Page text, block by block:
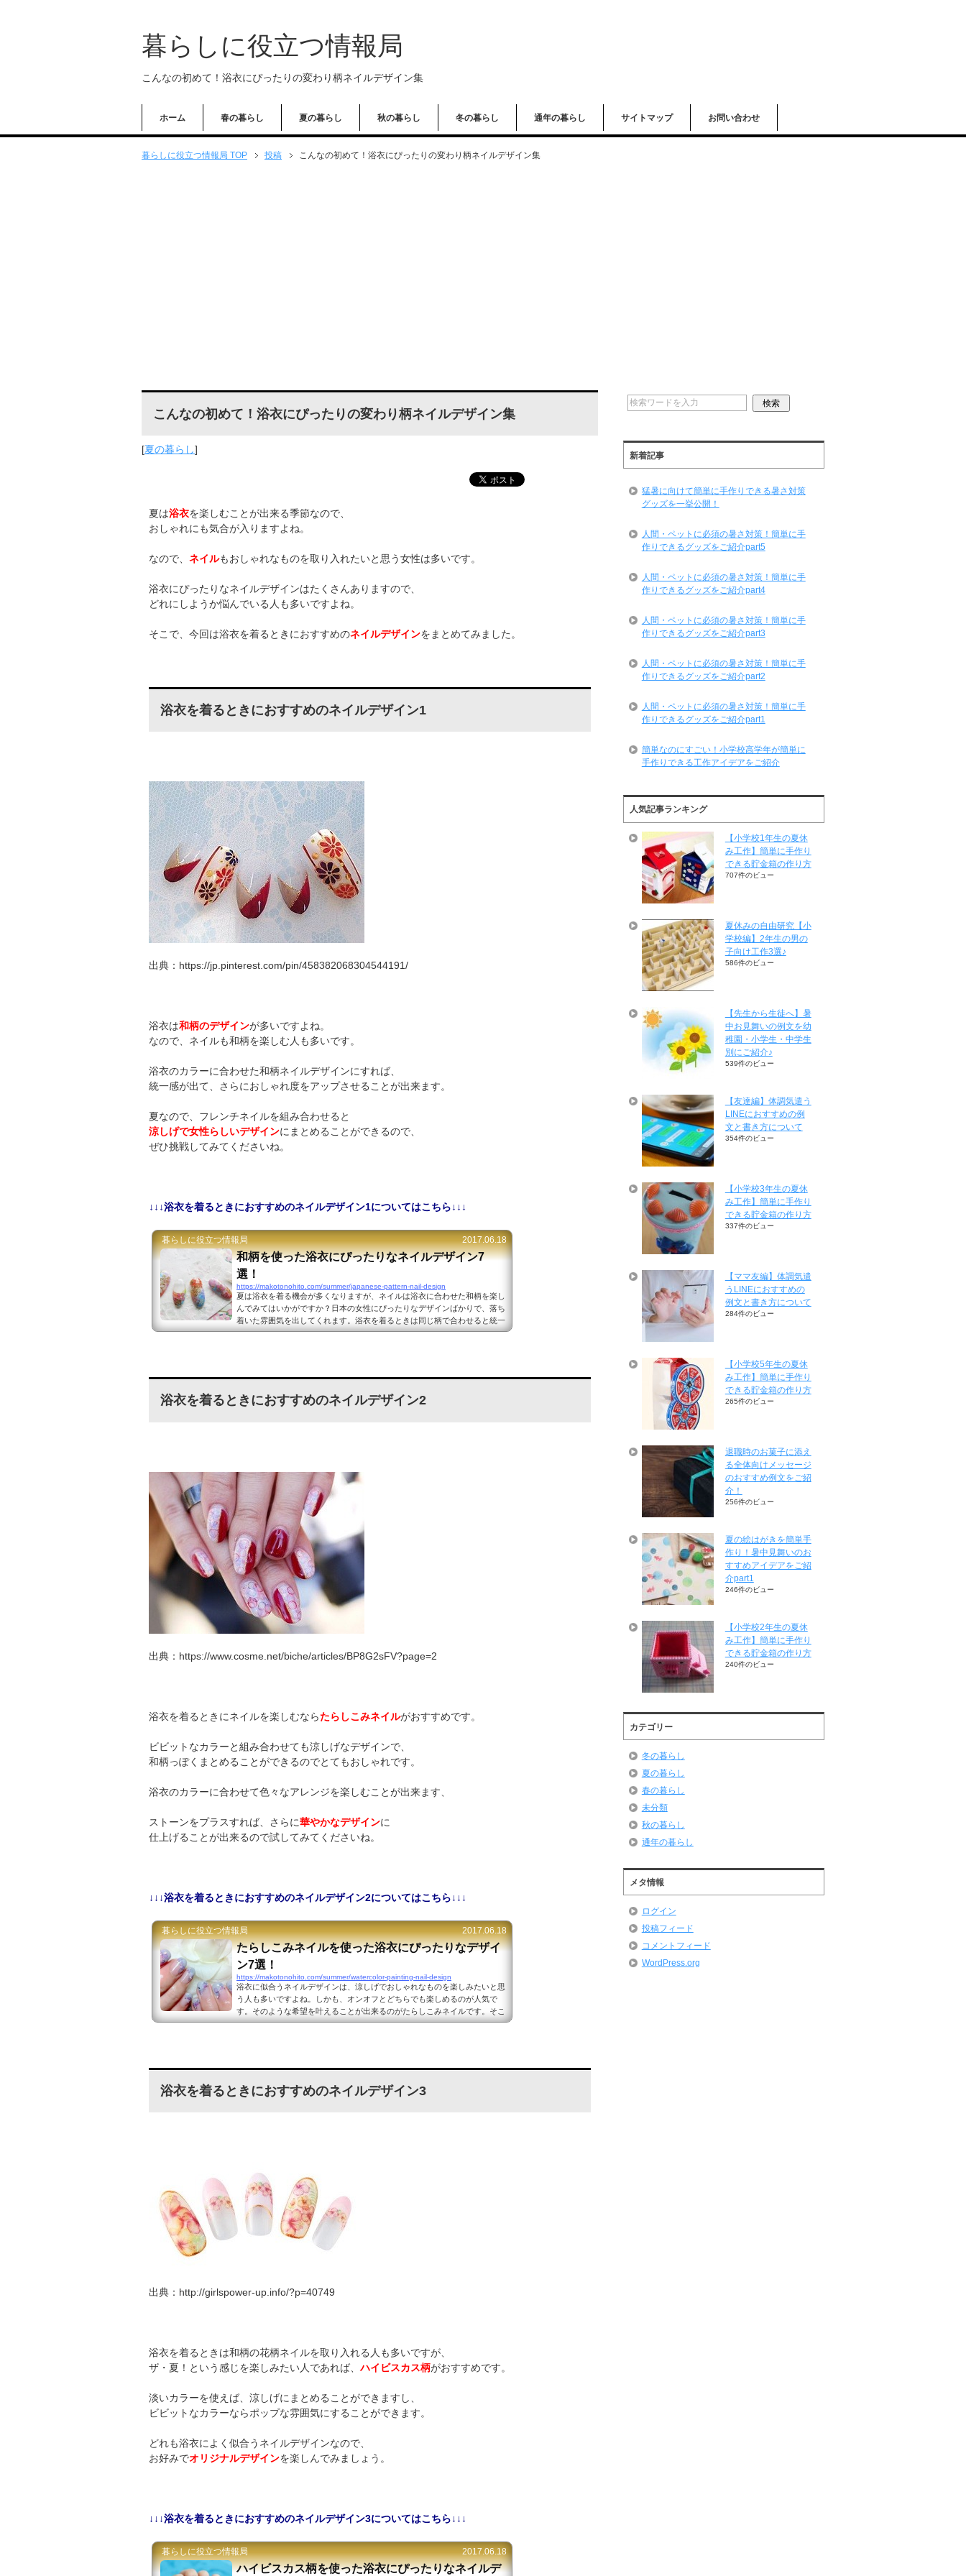
暮らしに役立つ情報局
こんなの初めて！浴衣にぴったりの変わり柄ネイルデザイン集
ホーム 春の暮らし 夏の暮らし 秋の暮らし 冬の暮らし 通年の暮らし サイトマップ お問い合わせ
暮らしに役立つ情報局 TOP 投稿 こんなの初めて！浴衣にぴったりの変わり柄ネイルデザイン集
こんなの初めて！浴衣にぴったりの変わり柄ネイルデザイン集
[夏の暮らし]
夏は浴衣を楽しむことが出来る季節なので、
おしゃれにも気合が入りますよね。
なので、 ネイルもおしゃれなものを取り入れたいと思う女性は多いです。
浴衣にぴったりなネイルデザインはたくさんありますので、
どれにしようか悩んでいる人も多いですよね。
そこで、今回は浴衣を着るときにおすすめのネイルデザインをまとめてみました。
浴衣を着るときにおすすめのネイルデザイン1
出典：https://jp.pinterest.com/pin/458382068304544191/
浴衣は和柄のデザインが多いですよね。
なので、ネイルも和柄を楽しむ人も多いです。
浴衣のカラーに合わせた和柄ネイルデザインにすれば、
統一感が出て、さらにおしゃれ度をアップさせることが出来ます。
夏なので、フレンチネイルを組み合わせると
涼しげで女性らしいデザインにまとめることができるので、
ぜひ挑戦してみてくださいね。
↓↓↓浴衣を着るときにおすすめのネイルデザイン1についてはこちら↓↓↓
暮らしに役立つ情報局 2017.06.18
和柄を使った浴衣にぴったりなネイルデザイン7
選！
https://makotonohito.com/summer/japanese-pattern-nail-design
夏は浴衣を着る機会が多くなりますが、ネイルは浴衣に合わせた和柄を楽し
んでみてはいかがですか？日本の女性にぴったりなデザインばかりで、落ち
着いた雰囲気を出してくれます。浴衣を着るときは同じ柄で合わせると統一
感が生まれておしゃれ度をアップさせることが出来ます。そこで、今回は和
す...
浴衣を着るときにおすすめのネイルデザイン2
出典：https://www.cosme.net/biche/articles/BP8G2sFV?page=2
浴衣を着るときにネイルを楽しむならたらしこみネイルがおすすめです。
ビビットなカラーと組み合わせても涼しげなデザインで、
和柄っぽくまとめることができるのでとてもおしゃれです。
浴衣のカラーに合わせて色々なアレンジを楽しむことが出来ます、
ストーンをプラスすれば、さらに華やかなデザインに
仕上げることが出来るので試してみてくださいね。
↓↓↓浴衣を着るときにおすすめのネイルデザイン2についてはこちら↓↓↓
暮らしに役立つ情報局 2017.06.18
たらしこみネイルを使った浴衣にぴったりなデザイ
ン7選！
https://makotonohito.com/summer/watercolor-painting-nail-design
浴衣に似合うネイルデザインは、涼しげでおしゃれなものを楽しみたいと思
う人も多いですよね。しかも、オンオフとどちらでも楽しめるのが人気で
す。そのような希望を叶えることが出来るのがたらしこみネイルです。そこ
で、今回はたらしこみネイルを使った浴衣にぴったりなデザインをまとめて
浴衣を着るときにおすすめのネイルデザイン3
出典：http://girlspower-up.info/?p=40749
浴衣を着るときは和柄の花柄ネイルを取り入れる人も多いですが、
ザ・夏！という感じを楽しみたい人であれば、ハイビスカス柄がおすすめです。
淡いカラーを使えば、涼しげにまとめることができますし、
ビビットなカラーならポップな雰囲気にすることができます。
どれも浴衣によく似合うネイルデザインなので、
お好みでオリジナルデザインを楽しんでみましょう。
↓↓↓浴衣を着るときにおすすめのネイルデザイン3についてはこちら↓↓↓
暮らしに役立つ情報局 2017.06.18
ハイビスカス柄を使った浴衣にぴったりなネイルデ
新着記事
猛暑に向けて簡単に手作りできる暑さ対策
グッズを一挙公開！
人間・ペットに必須の暑さ対策！簡単に手
作りできるグッズをご紹介part5
人間・ペットに必須の暑さ対策！簡単に手
作りできるグッズをご紹介part4
人間・ペットに必須の暑さ対策！簡単に手
作りできるグッズをご紹介part3
人間・ペットに必須の暑さ対策！簡単に手
作りできるグッズをご紹介part2
人間・ペットに必須の暑さ対策！簡単に手
作りできるグッズをご紹介part1
簡単なのにすごい！小学校高学年が簡単に
手作りできる工作アイデアをご紹介
人気記事ランキング
【小学校1年生の夏休
み工作】簡単に手作り
できる貯金箱の作り方
707件のビュー
夏休みの自由研究【小
学校編】2年生の男の
子向け工作3選♪
586件のビュー
【先生から生徒へ】暑
中お見舞いの例文を幼
稚園・小学生・中学生
別にご紹介♪
539件のビュー
【友達編】体調気遣う
LINEにおすすめの例
文と書き方について
354件のビュー
【小学校3年生の夏休
み工作】簡単に手作り
できる貯金箱の作り方
337件のビュー
【ママ友編】体調気遣
うLINEにおすすめの
例文と書き方について
284件のビュー
【小学校5年生の夏休
み工作】簡単に手作り
できる貯金箱の作り方
265件のビュー
退職時のお菓子に添え
る全体向けメッセージ
のおすすめ例文をご紹
介！
256件のビュー
夏の絵はがきを簡単手
作り！暑中見舞いのお
すすめアイデアをご紹
介part1
246件のビュー
【小学校2年生の夏休
み工作】簡単に手作り
できる貯金箱の作り方
240件のビュー
カテゴリー
冬の暮らし
夏の暮らし
春の暮らし
未分類
秋の暮らし
通年の暮らし
メタ情報
ログイン
投稿フィード
コメントフィード
WordPress.org